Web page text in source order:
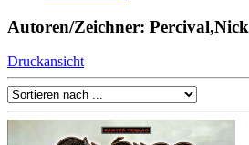
Autoren/Zeichner: Percival,Nick
Druckansicht